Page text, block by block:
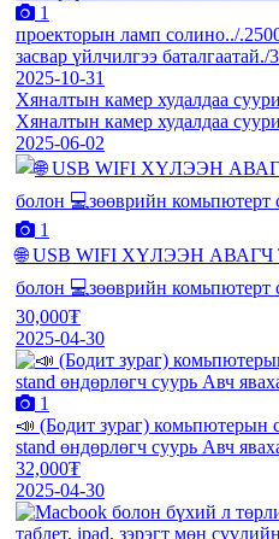
1
проекторын ламп солино../
засвар үйлчилгээ баталгаатай./
2025-10-31
Хяналтын камер худалдаа
Хяналтын камер худалдаа
2025-06-02
1
🌐 USB WIFI ХҮЛЭЭН
болон 💻зөөврийн
30,000₮
2025-04-30
1
📣 (Бодит зураг) комьпютерын
stand өндөрлөгч суурь Авч
32,000₮
2025-04-30